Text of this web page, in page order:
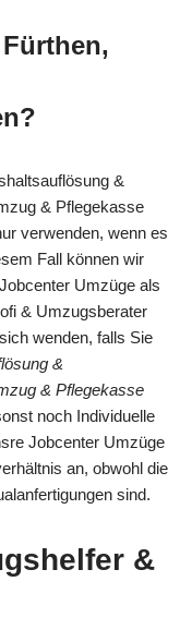
&
& Pflegekasse
verwenden, wenn es
Fall können wir
Umzüge als
& Umzugsberater
wenden, falls Sie
&
& Pflegekasse
noch Individuelle
Jobcenter Umzüge
an, obwohl die
sind.
&